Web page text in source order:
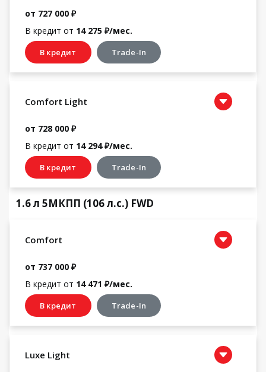
от 727 000 ₽
В кредит от 14 275 ₽/мес.
В кредит Trade-In
Comfort Light
от 728 000 ₽
В кредит от 14 294 ₽/мес.
В кредит Trade-In
1.6 л 5МКПП (106 л.с.) FWD
Comfort
от 737 000 ₽
В кредит от 14 471 ₽/мес.
В кредит Trade-In
Luxe Light